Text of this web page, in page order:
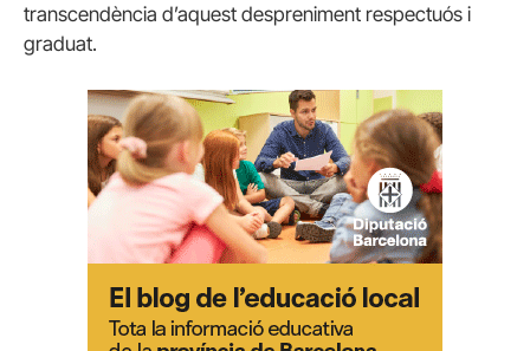
transcendència d’aquest despreniment respectuós i
graduat.